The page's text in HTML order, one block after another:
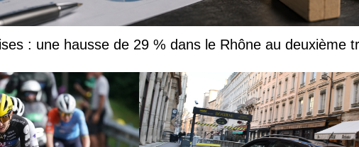
: une hausse de 29 % dans le Rhône au deuxième